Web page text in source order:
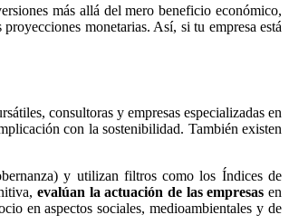
más allá del mero beneficio económico,
monetarias. Así, si tu empresa está
consultoras y empresas especializadas en
con la sostenibilidad. También existen
y utilizan filtros como los Índices de
evalúan la actuación de las empresas en
en aspectos sociales, medioambientales y de